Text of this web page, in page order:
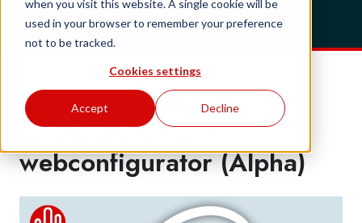
when you visit this website. A single cookie will be
used in your browser to remember your preference
not to be tracked.
Cookies settings
Accept Decline
Bubble Desktop nu
beschikbaar in de
webconfigurator (Alpha)